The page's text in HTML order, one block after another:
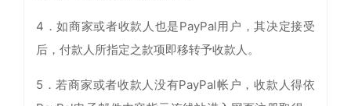
4．如商家或者收款人也是PayPal用户，其决定接受
后，付款人所指定之款项即移转予收款人。
5．若商家或者收款人没有PayPal帐户，收款人得依